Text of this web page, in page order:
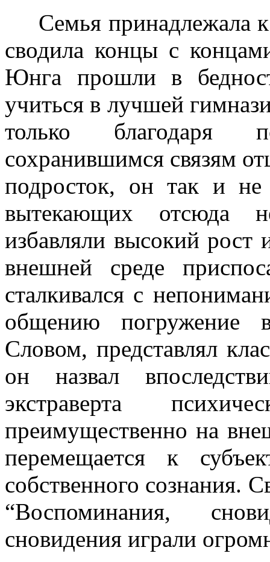
Семья принадлежала к
сводила концы с
Юнга прошли в
учиться в лучшей
только благодаря
сохранившимся связям
подросток, он так и не
вытекающих отсюда
избавляли высокий рост
внешней среде
сталкивался с
общению погружение
Словом, представлял
он назвал
экстраверта
преимущественно на
перемещается к
собственного сознания.
“Воспоминания,
сновидения играли